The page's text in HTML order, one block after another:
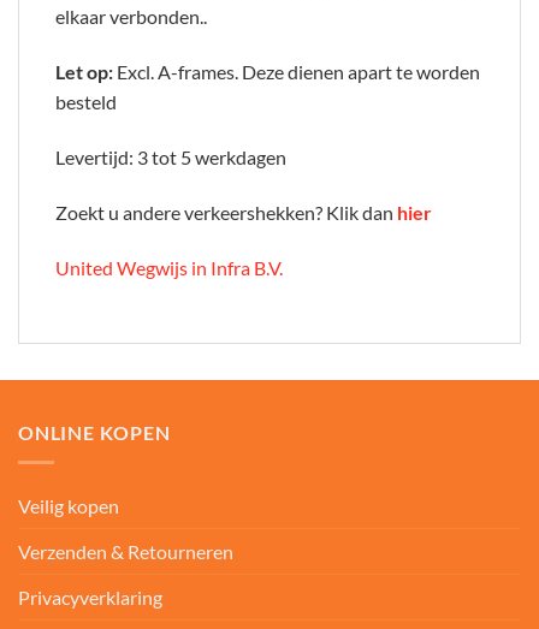
elkaar verbonden..
Let op: Excl. A-frames. Deze dienen apart te worden
besteld
Levertijd: 3 tot 5 werkdagen
Zoekt u andere verkeershekken? Klik dan hier
United Wegwijs in Infra B.V.
ONLINE KOPEN
Veilig kopen
Verzenden & Retourneren
Privacyverklaring